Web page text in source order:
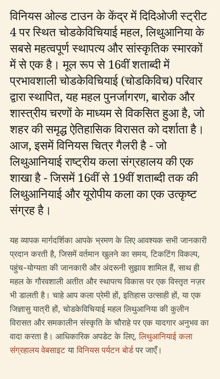
विनियस ओल्ड टाउन के केंद्र में दिदिओजी स्ट्रीट
4 पर स्थित चोडकेविचियाई महल, लिथुआनिया के
सबसे महत्वपूर्ण स्थापत्य और सांस्कृतिक स्मारकों
में से एक है। मूल रूप से 16वीं शताब्दी में
प्रभावशाली चोडकेविचियाई (चोडकिविच) परिवार
द्वारा स्थापित, यह महल पुनर्जागरण, बारोक और
शास्त्रीय चरणों के माध्यम से विकसित हुआ है, जो
शहर की समृद्ध ऐतिहासिक विरासत को दर्शाता है।
आज, इसमें विनियस चित्र गैलरी है - जो
लिथुआनियाई राष्ट्रीय कला संग्रहालय की एक
शाखा है - जिसमें 16वीं से 19वीं शताब्दी तक की
लिथुआनियाई और यूरोपीय कला का एक उत्कृष्ट
संग्रह है।
यह व्यापक मार्गदर्शिका आपके भ्रमण के लिए आवश्यक सभी जानकारी
प्रदान करती है, जिसमें वर्तमान खुलने का समय, टिकटिंग विकल्प,
पहुंच-योग्यता की जानकारी और अंदरूनी सुझाव शामिल हैं, साथ ही
महल के गौरवशाली अतीत और स्थापत्य विकास पर एक विस्तृत नज़र
भी डालती है। चाहे आप कला प्रेमी हों, इतिहास उत्साही हों, या एक
जिज्ञासु यात्री हों, चोडकेविचियाई महल लिथुआनिया की कुलीन
विरासत और समकालीन संस्कृति के चौराहे पर एक यादगार अनुभव का
वादा करता है। आधिकारिक अपडेट के लिए,लिथुआनियाई कला
संग्रहालय वेबसाइट याविनियस पर्यटन बोर्डपर जाएँ।